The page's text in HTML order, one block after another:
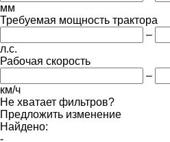
мм
Требуемая мощность трактора
–
л.с.
Рабочая скорость
–
км/ч
Не хватает фильтров?
Предложить изменение
Найдено:
-